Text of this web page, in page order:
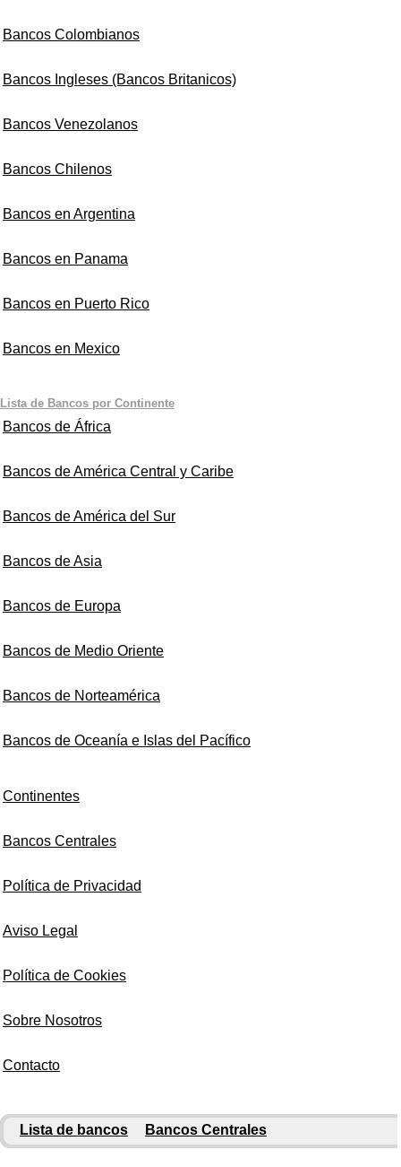
Bancos Colombianos
Bancos Ingleses (Bancos Britanicos)
Bancos Venezolanos
Bancos Chilenos
Bancos en Argentina
Bancos en Panama
Bancos en Puerto Rico
Bancos en Mexico
Lista de Bancos por Continente
Bancos de África
Bancos de América Central y Caribe
Bancos de América del Sur
Bancos de Asia
Bancos de Europa
Bancos de Medio Oriente
Bancos de Norteamérica
Bancos de Oceanía e Islas del Pacífico
Continentes
Bancos Centrales
Política de Privacidad
Aviso Legal
Política de Cookies
Sobre Nosotros
Contacto
Lista de bancos Bancos Centrales